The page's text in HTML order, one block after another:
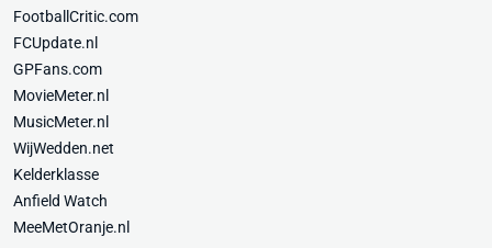
FootballCritic.com
FCUpdate.nl
GPFans.com
MovieMeter.nl
MusicMeter.nl
WijWedden.net
Kelderklasse
Anfield Watch
MeeMetOranje.nl